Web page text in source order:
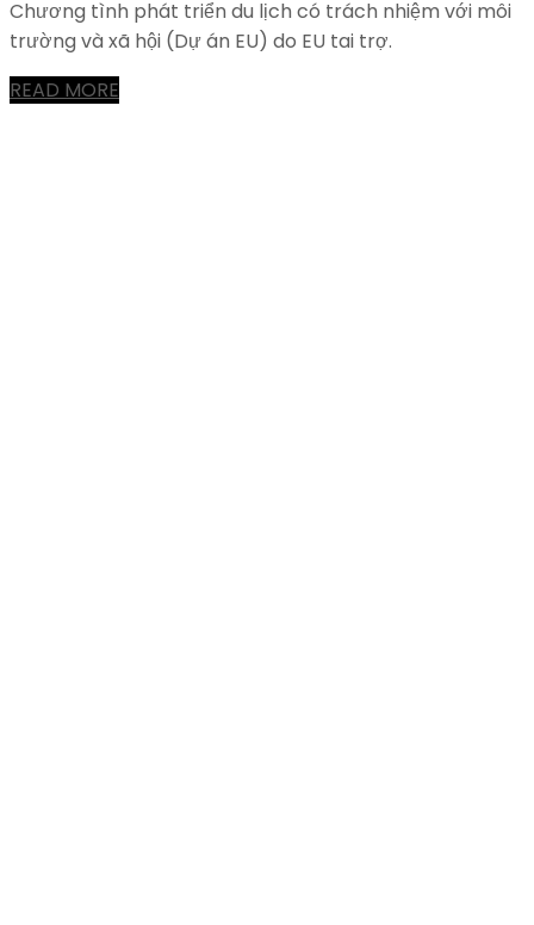
Chương tình phát triển du lịch có trách nhiệm với môi
trường và xã hội (Dự án EU) do EU tai trợ.
READ MORE